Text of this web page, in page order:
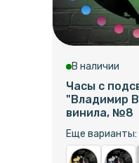
В наличии
Часы с
"Владимир
винила, №8
Еще варианты: